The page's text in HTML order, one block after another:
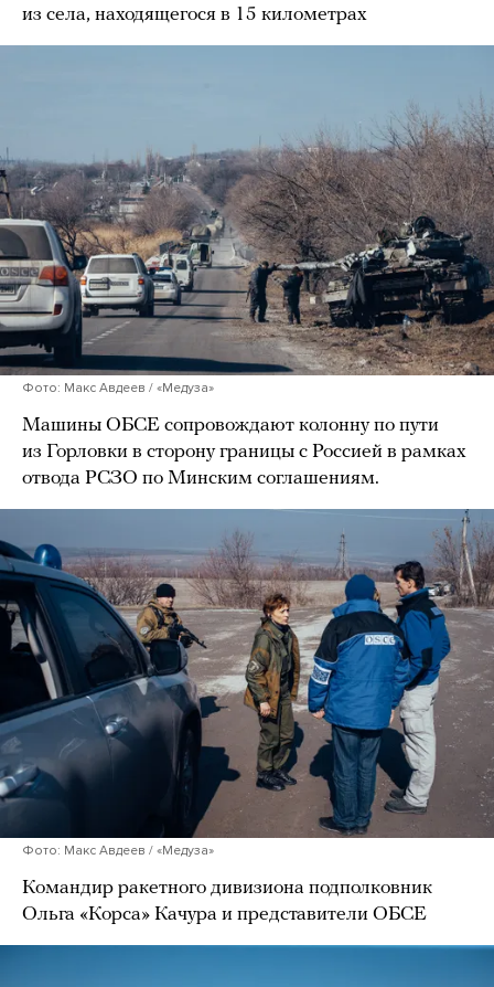
из села, находящегося в 15 километрах
Фото: Макс Авдеев / «Медуза»
Машины ОБСЕ сопровождают колонну по пути
из Горловки в сторону границы с Россией в рамках
отвода РСЗО по Минским соглашениям.
Фото: Макс Авдеев / «Медуза»
Командир ракетного дивизиона подполковник
Ольга «Корса» Качура и представители ОБСЕ